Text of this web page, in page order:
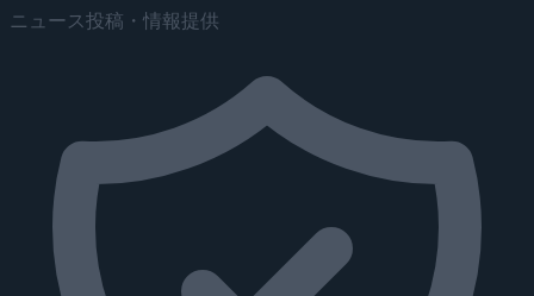
ニュース投稿・情報提供